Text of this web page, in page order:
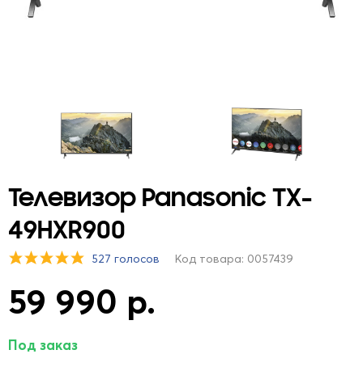
Телевизор Panasonic TX-
49HXR900
527 голосов Код товара: 0057439
59 990 р.
Под заказ